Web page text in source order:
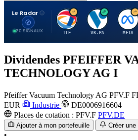
Le Radar
20 SIGNAUX
T
TTE
V
VK.PA
M
META
Dividendes PFEIFFER
TECHNOLOGY AG I
Pfeiffer Vacuum Technology AG PFV.F
EUR
Industrie
DE0006916604
Places de cotation : PFV.F PFV.DE
Ajouter à mon portefeuille Créer une
•